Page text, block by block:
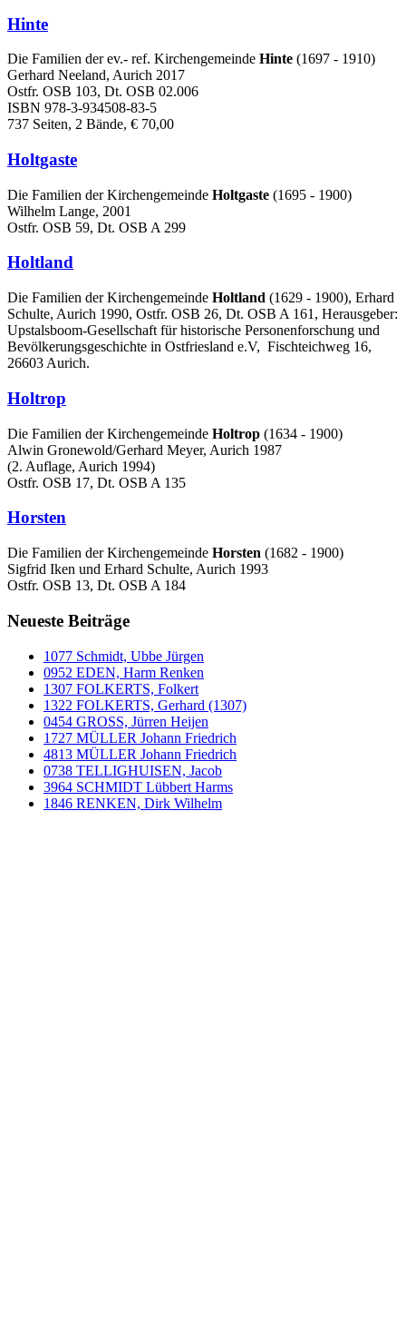
Hinte
Die Familien der ev.- ref. Kirchengemeinde Hinte (1697 - 1910)
Gerhard Neeland, Aurich 2017
Ostfr. OSB 103, Dt. OSB 02.006
ISBN 978-3-934508-83-5
737 Seiten, 2 Bände, € 70,00
Holtgaste
Die Familien der Kirchengemeinde Holtgaste (1695 - 1900)
Wilhelm Lange, 2001
Ostfr. OSB 59, Dt. OSB A 299
Holtland
Die Familien der Kirchengemeinde Holtland (1629 - 1900), Erhard
Schulte, Aurich 1990, Ostfr. OSB 26, Dt. OSB A 161, Herausgeber:
Upstalsboom-Gesellschaft für historische Personenforschung und
Bevölkerungsgeschichte in Ostfriesland e.V, Fischteichweg 16,
26603 Aurich.
Holtrop
Die Familien der Kirchengemeinde Holtrop (1634 - 1900)
Alwin Gronewold/Gerhard Meyer, Aurich 1987
(2. Auflage, Aurich 1994)
Ostfr. OSB 17, Dt. OSB A 135
Horsten
Die Familien der Kirchengemeinde Horsten (1682 - 1900)
Sigfrid Iken und Erhard Schulte, Aurich 1993
Ostfr. OSB 13, Dt. OSB A 184
Neueste Beiträge
1077 Schmidt, Ubbe Jürgen
0952 EDEN, Harm Renken
1307 FOLKERTS, Folkert
1322 FOLKERTS, Gerhard (1307)
0454 GROSS, Jürren Heijen
1727 MÜLLER Johann Friedrich
4813 MÜLLER Johann Friedrich
0738 TELLIGHUISEN, Jacob
3964 SCHMIDT Lübbert Harms
1846 RENKEN, Dirk Wilhelm